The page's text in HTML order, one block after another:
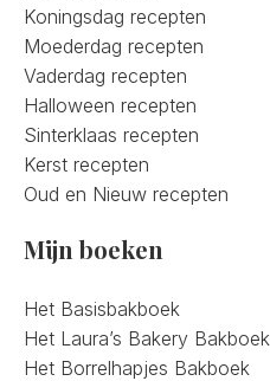
Koningsdag recepten
Moederdag recepten
Vaderdag recepten
Halloween recepten
Sinterklaas recepten
Kerst recepten
Oud en Nieuw recepten
Mijn boeken
Het Basisbakboek
Het Laura’s Bakery Bakboek
Het Borrelhapjes Bakboek